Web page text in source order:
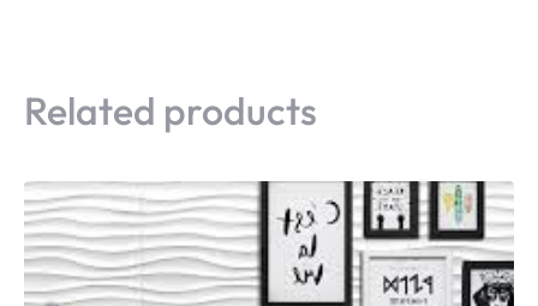
Related products